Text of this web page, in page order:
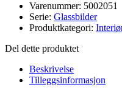
Varenummer: 5002051
Serie: Glassbilder
Produktkategori:
Del dette produktet
Beskrivelse
Tilleggsinformasjon